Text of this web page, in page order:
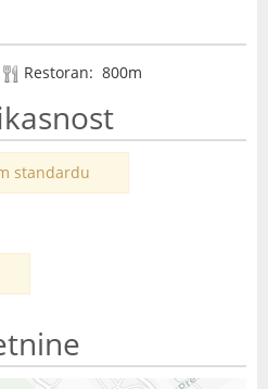
Restoran: 800m
standardu